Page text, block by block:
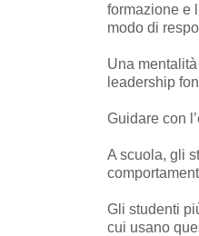
formazione e
modo di
Una
leadership
Guidare con
A scuola, gli
Gli studenti
cui usano